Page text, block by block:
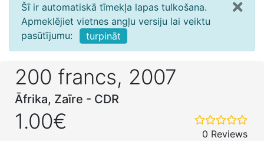
Šī ir automatiskā tīmekļa lapas tulkošana.
Apmeklējiet vietnes angļu versiju lai veiktu
pasūtījumu:
turpināt
200 francs, 2007
Āfrika, Zaīre - CDR
1.00€
0 Reviews